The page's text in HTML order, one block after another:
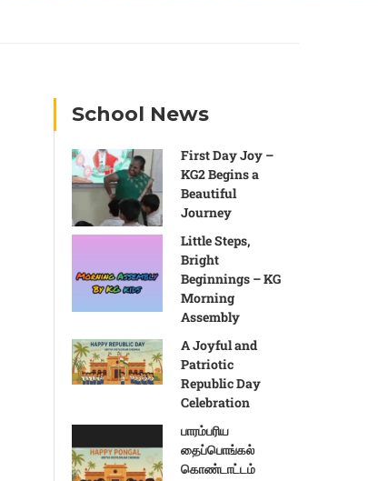
School News
First Day Joy –
KG2 Begins a
Beautiful
Journey
Little Steps,
Bright
Beginnings – KG
Morning
Assembly
A Joyful and
Patriotic
Republic Day
Celebration
பாரம்பரிய
தைப்பொங்கல்
கொண்டாட்டம்